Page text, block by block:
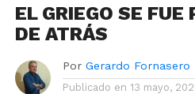
EL GRIEGO SE FUE
DE ATRÁS
Por Gerardo Fornasero
Publicado en 13 mayo,